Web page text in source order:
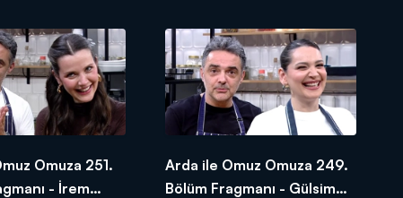
Omuza 251.
- İrem
Arda ile Omuz Omuza 249.
Bölüm Fragmanı - Gülsim